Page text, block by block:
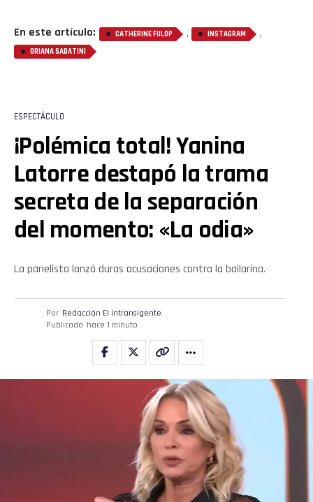
En este artículo: CATHERINE FULOP , INSTAGRAM ,
ORIANA SABATINI
ESPECTÁCULO
¡Polémica total! Yanina
Latorre destapó la trama
secreta de la separación
del momento: «La odia»
La panelista lanzó duras acusaciones contra la bailarina.
Por Redacción El intransigente
Publicado hace 1 minuto